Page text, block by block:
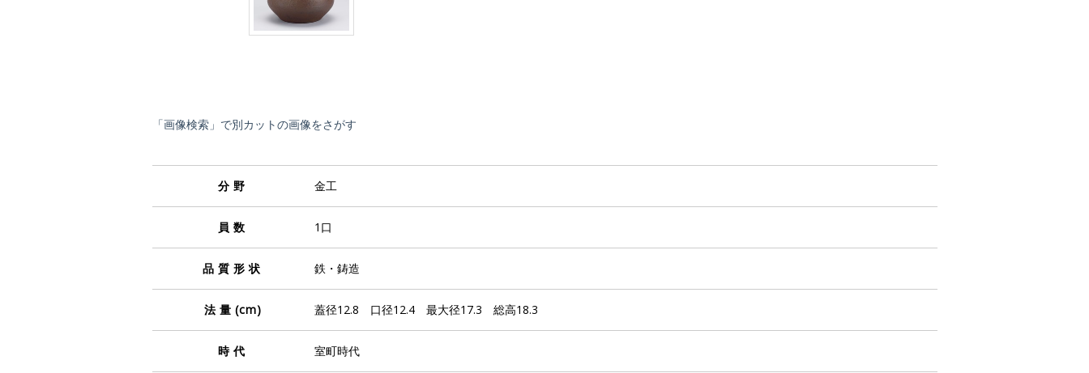
「画像検索」で別カットの画像をさがす
分野 金工
員数 1口
品質形状 鉄・鋳造
法量 (cm) 蓋径12.8 口径12.4 最大径17.3 総高18.3
時代 室町時代